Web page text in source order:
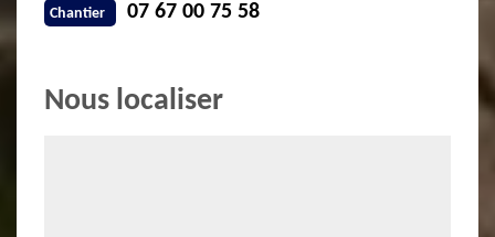
Chantier 07 67 00 75 58
Nous localiser